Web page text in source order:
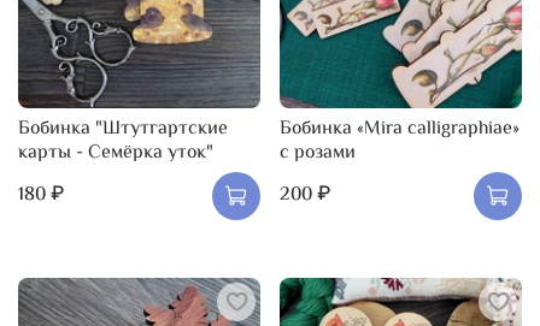
Бобинка "Штутгартские
карты - Семёрка уток"
180 ₽
Бобинка «Mira calligraphiae»
с розами
200 ₽